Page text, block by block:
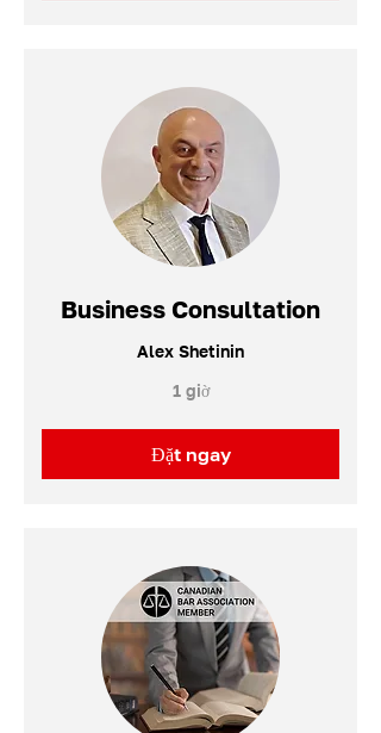
Business Consultation
Alex Shetinin
1 giờ
Đặt ngay